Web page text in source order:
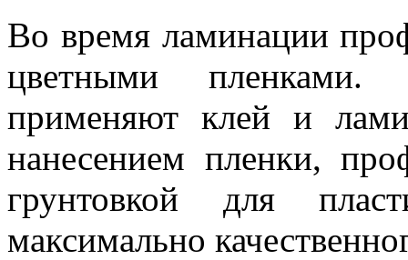
Во время ламинации
цветными пленками.
применяют клей и
нанесением пленки,
грунтовкой для
максимально